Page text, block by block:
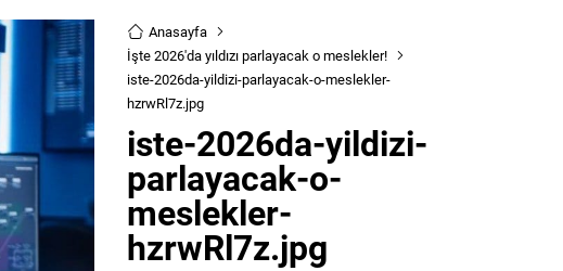
Anasayfa
İşte 2026'da yıldızı parlayacak o meslekler!
iste-2026da-yildizi-parlayacak-o-meslekler-
hzrwRl7z.jpg
iste-2026da-yildizi-
parlayacak-o-
meslekler-
hzrwRl7z.jpg